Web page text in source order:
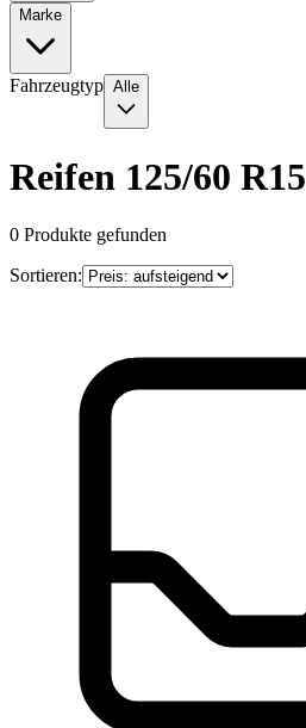
Marke
Fahrzeugtyp Alle
Reifen 125/60 R15
0 Produkte gefunden
Sortieren: